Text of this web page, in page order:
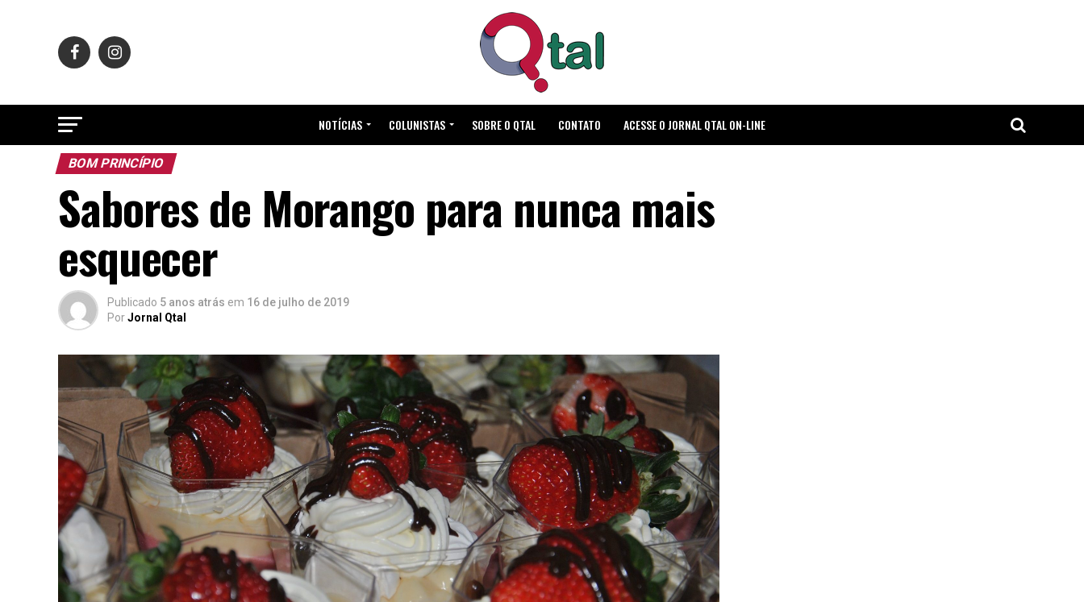
NOTÍCIAS COLUNISTAS SOBRE O QTAL CONTATO ACESSE O JORNAL QTAL ON-LINE
BOM PRINCÍPIO
Sabores de Morango para nunca mais
esquecer
Publicado 5 anos atrás em 16 de julho de 2019
PorJornal Qtal